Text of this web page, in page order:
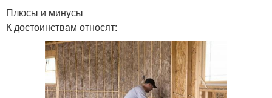
Плюсы и минусы
К достоинствам относят: